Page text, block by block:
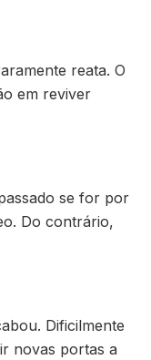
reata. O
em reviver
se for por
Do contrário,
Dificilmente
novas portas a